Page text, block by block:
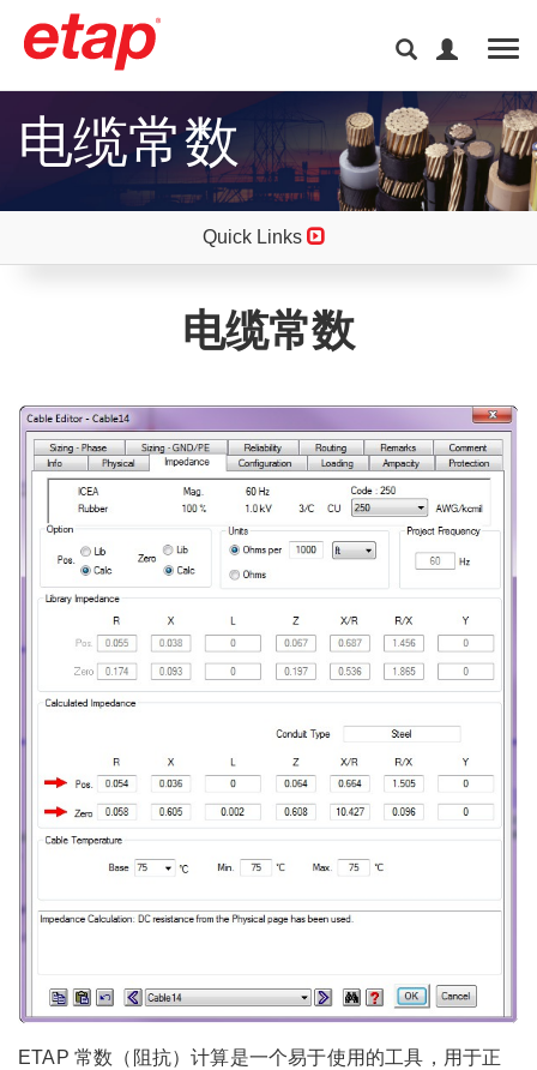
电缆常数
Quick Links
电缆常数
ETAP 常数（阻抗）计算是一个易于使用的工具，用于正